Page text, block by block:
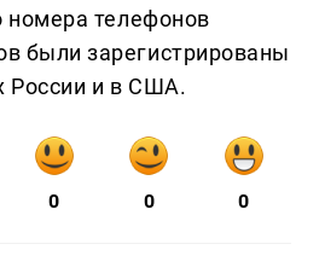
номера телефонов
были зарегистрированы
России и в США.
0 0 0